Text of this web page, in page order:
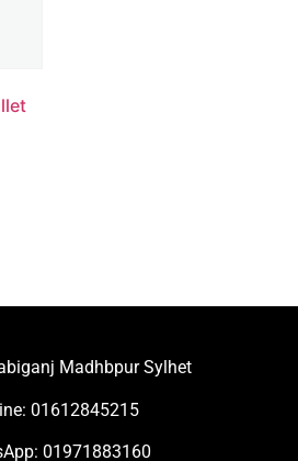
Madhbpur Sylhet
01612845215
01971883160